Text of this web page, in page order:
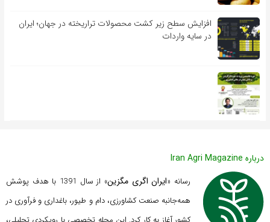
افزایش سطح زیر کشت محصولات تراریخته در جهان؛ ایران
در سایه واردات
درباره Iran Agri Magazine
رسانه «ایران اگری مگزین
» از سال 1391 با هدف پوشش
همه‌جانبه صنعت کشاورزی، دام و طیور، باغداری و فرآوری در